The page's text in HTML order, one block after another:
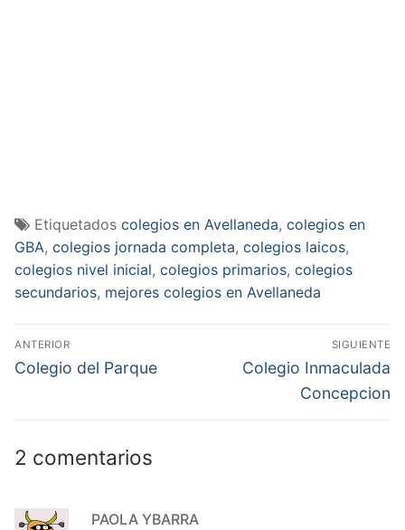
Etiquetados colegios en Avellaneda, colegios en
GBA, colegios jornada completa, colegios laicos,
colegios nivel inicial, colegios primarios, colegios
secundarios, mejores colegios en Avellaneda
Navegación
de
ANTERIOR
Entrada
Colegio del Parque
SIGUIENTE
Entrada
siguiente:
Colegio Inmaculada
Concepcion
2 comentarios
PAOLA YBARRA